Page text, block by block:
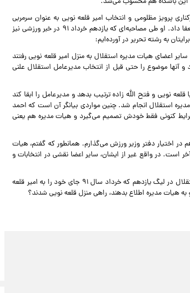
خرداد سال ۱۳۹۱ نسبت به روند برکناری پرویز مظلومی و انتخاب امیر قلعه نویی به عنوان سرمربی
جدید این تیم اعتراض کرد و به همین خاطر از سمت خود استعفا داد. او طی مصاحبه‌ای که یازدهم خرداد ۹۱ در خبر ورزشی نیز
به رشته تحریر در آورده‌ایم:
اعضای هیات مدیره استقلال به منزل امیر قلعه نویی رفتند
آنها موضوع را حتی قبل از انتخاب مدیرعامل استقلال علنی
نویی و فتح الله زاده ترتیب بدهد و مدیرعامل را ابقا کند
استقلال انجام شد. چنین مواردی بیانگر آن است که احمد
کنونی فقط خودش تصمیم می‌گیرد و هیات مدیره هم یعنی
اختیار دفتر وزیر ورزش می‌گذارم. همانطور که گفتم، هیات
است. در واقع غیر از ایشان، سایر اعضا نقشی در انتخابات و
- چرا آقایان بعد از برگزاری جلسه با پرویز مظلومی( سرمربی استقلال در لیگ یازدهم که خرداد سال ۹۱ جای خود را به امیر قلعه
به هیات مدیره اطلاع بدهند، راهی منزل قلعه نویی شدند؟